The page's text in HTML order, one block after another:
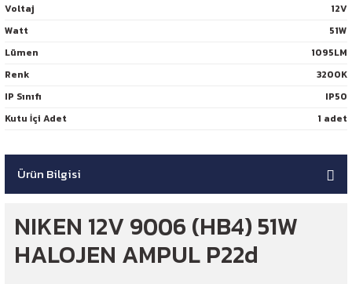
Voltaj
12V
Watt
51W
Lümen
1095LM
Renk
3200K
IP Sınıfı
IP50
Kutu İçi Adet
1 adet
Ürün Bilgisi
NIKEN 12V 9006 (HB4) 51W
HALOJEN AMPUL P22d